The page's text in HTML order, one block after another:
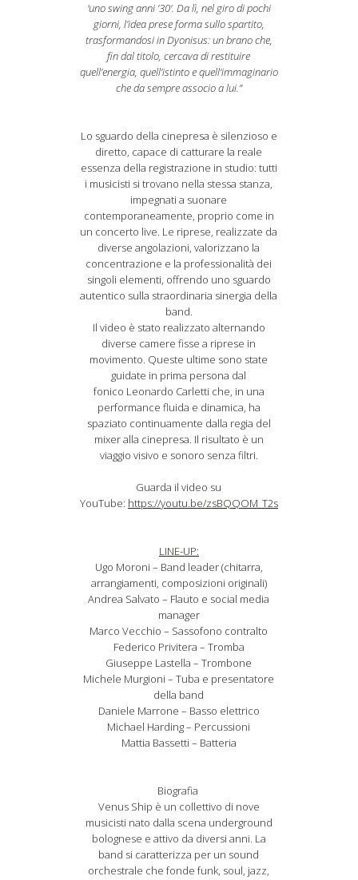
'uno swing anni ’30'. Da lì, nel giro di pochi
giorni, l’idea prese forma sullo spartito,
trasformandosi in Dyonisus: un brano che,
fin dal titolo, cercava di restituire
quell’energia, quell’istinto e quell’immaginario
che da sempre associo a lui.”
Lo sguardo della cinepresa è silenzioso e
diretto, capace di catturare la reale
essenza della registrazione in studio: tutti
i musicisti si trovano nella stessa stanza,
impegnati a suonare
contemporaneamente, proprio come in
un concerto live. Le riprese, realizzate da
diverse angolazioni, valorizzano la
concentrazione e la professionalità dei
singoli elementi, offrendo uno sguardo
autentico sulla straordinaria sinergia della
band.
Il video è stato realizzato alternando
diverse camere fisse a riprese in
movimento. Queste ultime sono state
guidate in prima persona dal
fonico Leonardo Carletti che, in una
performance fluida e dinamica, ha
spaziato continuamente dalla regia del
mixer alla cinepresa. Il risultato è un
viaggio visivo e sonoro senza filtri.
Guarda il video su
YouTube: https://youtu.be/zsBQQOM_T2s
LINE-UP:
Ugo Moroni – Band leader (chitarra,
arrangiamenti, composizioni originali)
Andrea Salvato – Flauto e social media
manager
Marco Vecchio – Sassofono contralto
Federico Privitera – Tromba
Giuseppe Lastella – Trombone
Michele Murgioni – Tuba e presentatore
della band
Daniele Marrone – Basso elettrico
Michael Harding – Percussioni
Mattia Bassetti – Batteria
Biografia
Venus Ship è un collettivo di nove
musicisti nato dalla scena underground
bolognese e attivo da diversi anni. La
band si caratterizza per un sound
orchestrale che fonde funk, soul, jazz,